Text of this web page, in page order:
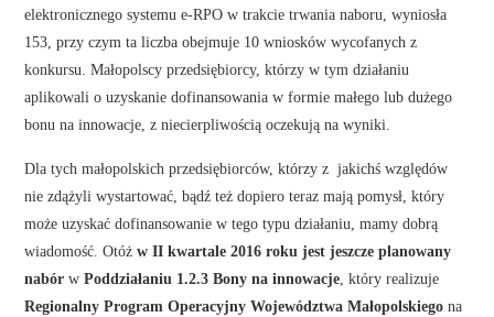
elektronicznego systemu e-RPO w trakcie trwania naboru, wyniosła
153, przy czym ta liczba obejmuje 10 wniosków wycofanych z
konkursu. Małopolscy przedsiębiorcy, którzy w tym działaniu
aplikowali o uzyskanie dofinansowania w formie małego lub dużego
bonu na innowacje, z niecierpliwością oczekują na wyniki.
Dla tych małopolskich przedsiębiorców, którzy z jakichś względów
nie zdążyli wystartować, bądź też dopiero teraz mają pomysł, który
może uzyskać dofinansowanie w tego typu działaniu, mamy dobrą
wiadomość. Otóżw II kwartale 2016 roku jest jeszcze planowany
nabór wPoddziałaniu 1.2.3 Bony na innowacje, który realizuje
Regionalny Program Operacyjny Województwa Małopolskiego na